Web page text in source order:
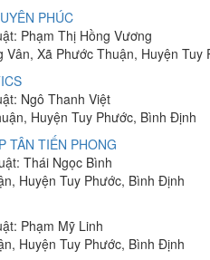
PHÚC
Phạm Thị Hồng Vương
Xã Phước Thuận, Huyện Tuy
Ngô Thanh Việt
Huyện Tuy Phước, Bình Định
TÂN TIẾN PHONG
Thái Ngọc Bình
Huyện Tuy Phước, Bình Định
Phạm Mỹ Linh
Huyện Tuy Phước, Bình Định